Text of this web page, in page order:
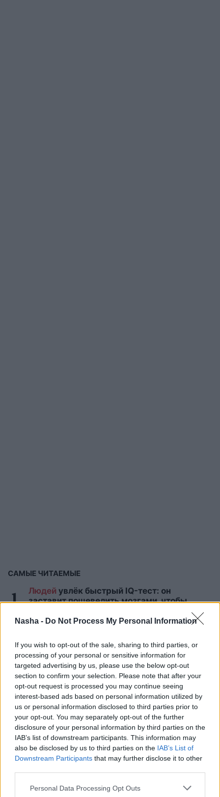
Nasha - Do Not Process My Personal Information
If you wish to opt-out of the sale, sharing to third parties, or
processing of your personal or sensitive information for
targeted advertising by us, please use the below opt-out
section to confirm your selection. Please note that after your
opt-out request is processed you may continue seeing
interest-based ads based on personal information utilized by
us or personal information disclosed to third parties prior to
your opt-out. You may separately opt-out of the further
disclosure of your personal information by third parties on the
IAB’s list of downstream participants. This information may
also be disclosed by us to third parties on the IAB’s List of
Downstream Participants that may further disclose it to other
Personal Data Processing Opt Outs
САМЫЕ ЧИТАЕМЫЕ
Людей увлёк быстрый IQ-тест: он
заставит пошевелить мозгами, чтобы
благородного происхождения? 10
фамилий, которые могут об этом
свидетельствовать
«Мыдошли до порога, после которого ни
одна нация не оправилась». Латыши
встревожены тем, что происходит с
Латвией
ФОТО.«Разве так можно?» В
Пурвциемсе соседи покрасили фасад